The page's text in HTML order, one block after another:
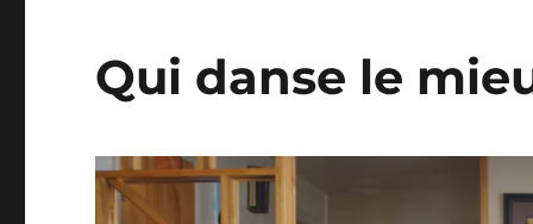
Qui danse le